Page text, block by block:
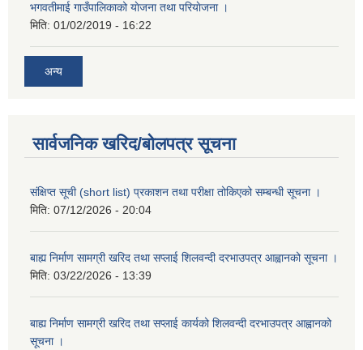
भगवतीमाई गाउँपालिकाको याेजना तथा परियाेजना ।
मिति: 01/02/2019 - 16:22
अन्य
सार्वजनिक खरिद/बोलपत्र सूचना
संक्षिप्त सूची (short list) प्रकाशन तथा परीक्षा तोकिएको सम्बन्धी सूचना ।
मिति: 07/12/2026 - 20:04
बाह्य निर्माण सामग्री खरिद तथा सप्लाई शिलवन्दी दरभाउपत्र आह्वानको सूचना ।
मिति: 03/22/2026 - 13:39
बाह्य निर्माण सामग्री खरिद तथा सप्लाई कार्यको शिलवन्दी दरभाउपत्र आह्वानको
सूचना ।